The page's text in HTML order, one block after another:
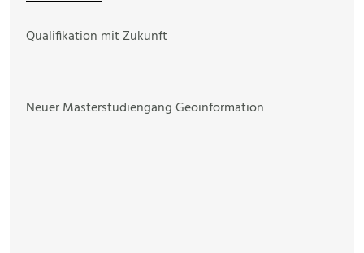
Qualifikation mit Zukunft
Neuer Masterstudiengang Geoinformation